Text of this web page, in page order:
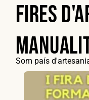
Fires
Som país